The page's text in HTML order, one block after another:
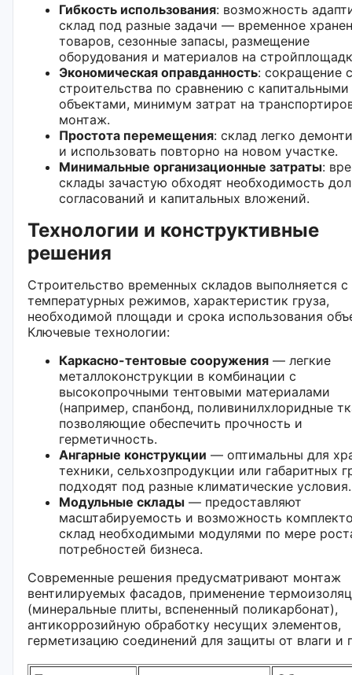
Гибкость использования: возможность
склад под разные задачи — временное
товаров, сезонные запасы, размещение
оборудования и материалов на
Экономическая оправданность: сокращение
строительства по сравнению с капитальными
объектами, минимум затрат на
монтаж.
Простота перемещения: склад легко
и использовать повторно на новом участке.
Минимальные организационные затраты:
склады зачастую обходят необходимость
согласований и капитальных вложений.
Технологии и конструктивные
решения
Строительство временных складов выполняется
температурных режимов, характеристик груза,
необходимой площади и срока использования
Ключевые технологии:
Каркасно-тентовые сооружения — легкие
металлоконструкции в комбинации с
высокопрочными тентовыми материалами
(например, спанбонд, поливинилхлоридные
позволяющие обеспечить прочность и
герметичность.
Ангарные конструкции — оптимальны для
техники, сельхозпродукции или габаритных
подходят под разные климатические условия.
Модульные склады — предоставляют
масштабируемость и возможность
склад необходимыми модулями по мере
потребностей бизнеса.
Современные решения предусматривают монтаж
вентилируемых фасадов, применение
(минеральные плиты, вспененный поликарбонат),
антикоррозийную обработку несущих элементов,
герметизацию соединений для защиты от влаги и